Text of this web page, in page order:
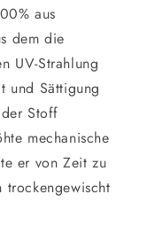
aus
dem die
UV-Strahlung
und Sättigung
Stoff
mechanische
er von Zeit zu
trockengewischt